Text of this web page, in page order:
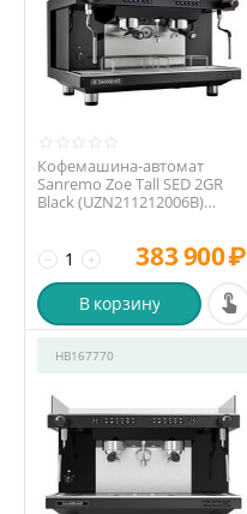
Кофемашина-автомат
Sanremo Zoe Tall SED 2GR
Black (UZN211212006B)
+
− 383 900₽
В корзину
HB167770